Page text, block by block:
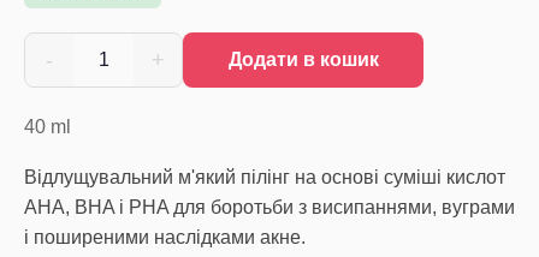
- 1 + Додати в кошик
40 ml
Відлущувальний м'який пілінг на основі суміші кислот
AHA, BHA і PHA для боротьби з висипаннями, вуграми
і поширеними наслідками акне.